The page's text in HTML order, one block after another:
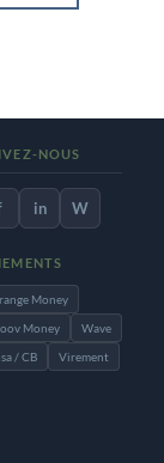
NOUS
in W
Money
Money
Wave
/ CB
Virement